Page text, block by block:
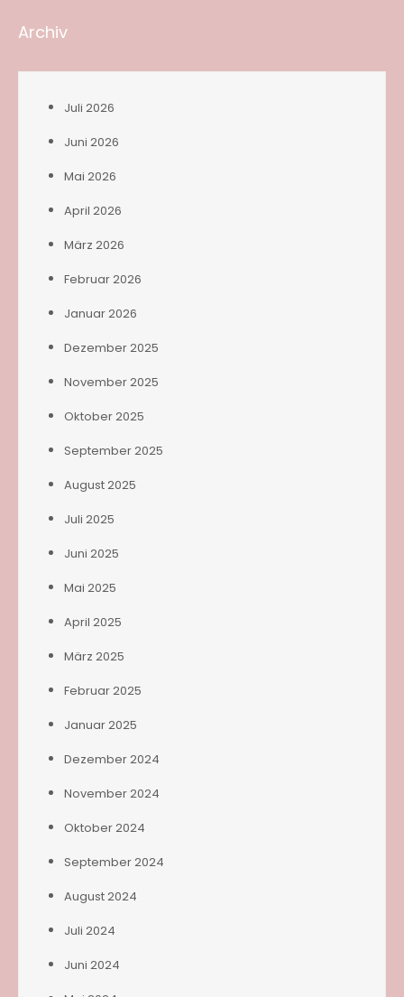
Archiv
Juli 2026
Juni 2026
Mai 2026
April 2026
März 2026
Februar 2026
Januar 2026
Dezember 2025
November 2025
Oktober 2025
September 2025
August 2025
Juli 2025
Juni 2025
Mai 2025
April 2025
März 2025
Februar 2025
Januar 2025
Dezember 2024
November 2024
Oktober 2024
September 2024
August 2024
Juli 2024
Juni 2024